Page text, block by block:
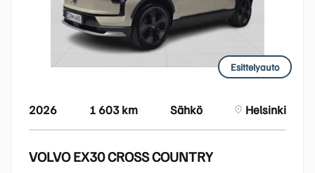
Esittelyauto
2026 1 603 km Sähkö Helsinki
VOLVO EX30 CROSS COUNTRY